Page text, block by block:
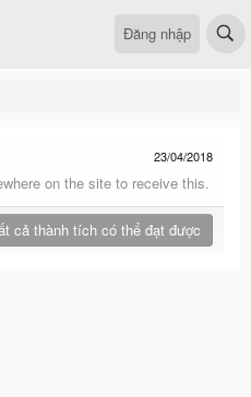
Đăng nhập
23/04/2018
on the site to receive this.
cả thành tích có thể đạt được